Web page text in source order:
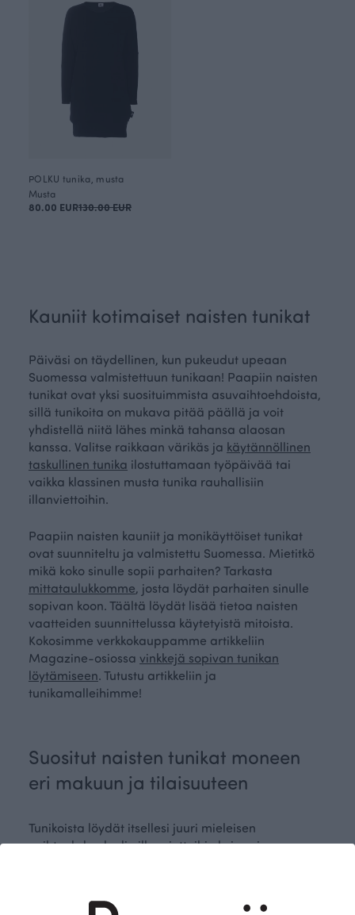
POLKU tunika, musta
Musta
80.00 EUR130.00 EUR
Kauniit kotimaiset naisten tunikat
Päiväsi on täydellinen, kun pukeudut upeaan
Suomessa valmistettuun tunikaan! Paapiin naisten
tunikat ovat yksi suosituimmista asuvaihtoehdoista,
sillä tunikoita on mukava pitää päällä ja voit
yhdistellä niitä lähes minkä tahansa alaosan
kanssa. Valitse raikkaan värikäs ja käytännöllinen
taskullinen tunika ilostuttamaan työpäivää tai
vaikka klassinen musta tunika rauhallisiin
illanviettoihin.
Paapiin naisten kauniit ja monikäyttöiset tunikat
ovat suunniteltu ja valmistettu Suomessa. Mietitkö
mikä koko sinulle sopii parhaiten? Tarkasta
mittataulukkomme, josta löydät parhaiten sinulle
sopivan koon. Täältä löydät lisää tietoa naisten
vaatteiden suunnittelussa käytetyistä mitoista.
Kokosimme verkkokauppamme artikkeliin
Magazine-osiossa vinkkejä sopivan tunikan
löytämiseen. Tutustu artikkeliin ja
tunikamalleihimme!
Suositut naisten tunikat moneen
eri makuun ja tilaisuuteen
Tunikoista löydät itsellesi juuri mieleisen
vaihtoehdon kodin illanviettoihin kuin arjen
tunikat soveltuvat käytettäväksi sellaisenaan